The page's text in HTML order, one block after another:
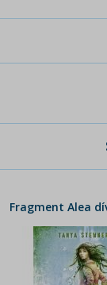
Fragment Alea